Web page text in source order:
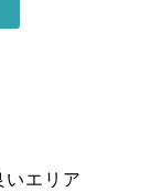
エリア